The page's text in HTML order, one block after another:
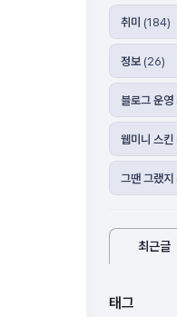
취미 (184)
정보 (26)
블로그 운영
웹미니 스킨
그땐 그랬지
최근글
태그